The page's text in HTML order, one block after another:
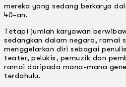
mereka yang sedang berkarya
40-an.
Tetapi jumlah karyawan
sedangkan dalam negara, ramai
menggelarkan diri sebagai
teater, pelukis, pemuzik dan
ramai daripada mana-mana
terdahulu.